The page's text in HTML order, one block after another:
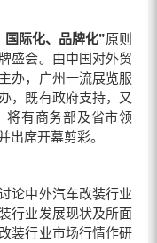
国际化、品牌化”原则
盛会。由中国对外贸
办，广州一流展览服
，既有政府支持，又
将有商务部及省市领
出席开幕剪彩。
中外汽车改装行业
行业发展现状及所面
装行业市场行情作研